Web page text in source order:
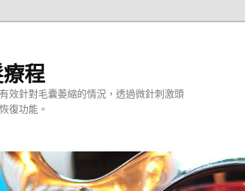
程
效針對毛囊萎縮的情況，透過微針刺激頭
復功能。